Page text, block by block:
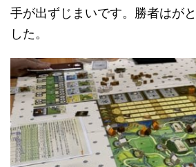
手が出ずじまいです。勝者はが
した。